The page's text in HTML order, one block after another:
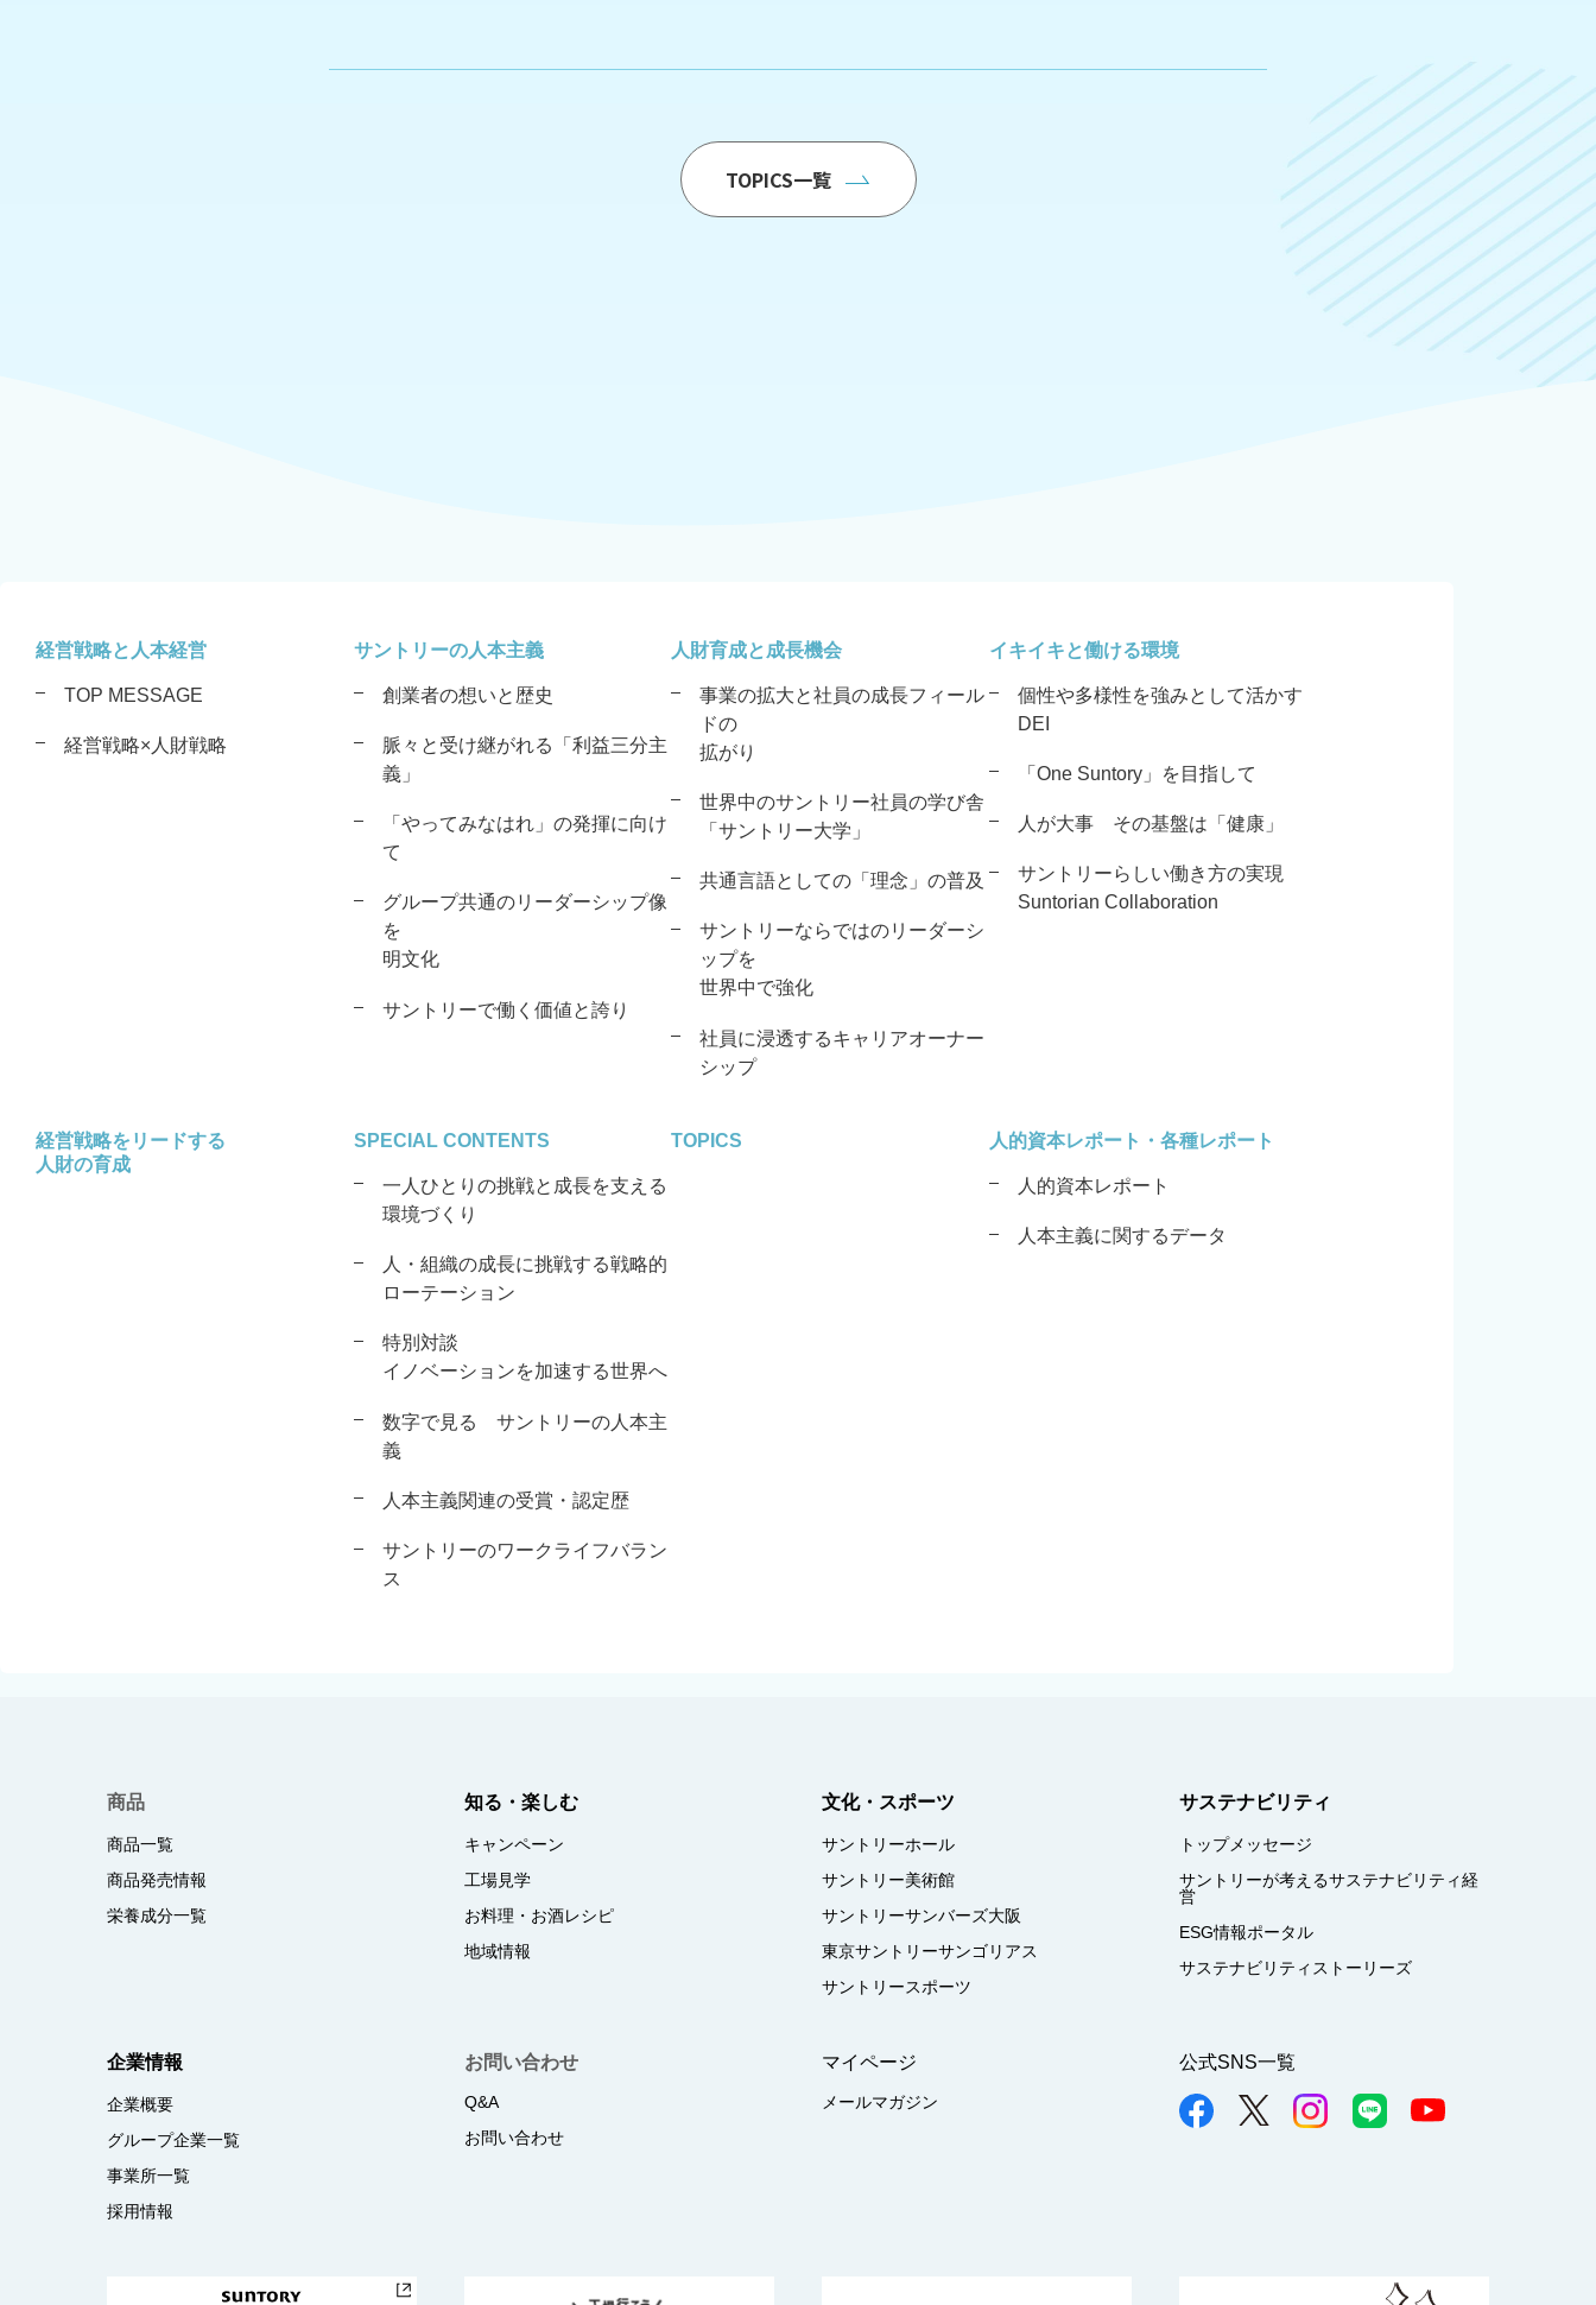
TOPICS一覧
経営戦略と人本経営
TOP MESSAGE
経営戦略×人財戦略
サントリーの人本主義
創業者の想いと歴史
脈々と受け継がれる「利益三分主
義」
「やってみなはれ」の発揮に向け
て
グループ共通のリーダーシップ像
を
明文化
サントリーで働く価値と誇り
人財育成と成長機会
事業の拡大と社員の成長フィール
ドの
拡がり
世界中のサントリー社員の学び舎
「サントリー大学」
共通言語としての「理念」の普及
サントリーならではのリーダーシ
ップを
世界中で強化
社員に浸透するキャリアオーナー
シップ
イキイキと働ける環境
個性や多様性を強みとして活かす
DEI
「One Suntory」を目指して
人が大事 その基盤は「健康」
サントリーらしい働き方の実現
Suntorian Collaboration
経営戦略をリードする
人財の育成
SPECIAL CONTENTS
一人ひとりの挑戦と成長を支える
環境づくり
人・組織の成長に挑戦する戦略的
ローテーション
特別対談
イノベーションを加速する世界へ
数字で見る サントリーの人本主
義
人本主義関連の受賞・認定歴
サントリーのワークライフバラン
ス
TOPICS 人的資本レポート・各種レポート
人的資本レポート
人本主義に関するデータ
商品
商品一覧
商品発売情報
栄養成分一覧
知る・楽しむ
キャンペーン
工場見学
お料理・お酒レシピ
地域情報
文化・スポーツ
サントリーホール
サントリー美術館
サントリーサンバーズ大阪
東京サントリーサンゴリアス
サントリースポーツ
サステナビリティ
トップメッセージ
サントリーが考えるサステナビリティ経
営
ESG情報ポータル
サステナビリティストーリーズ
企業情報
企業概要
グループ企業一覧
事業所一覧
採用情報
お問い合わせ
Q&A
お問い合わせ
マイページ
メールマガジン
公式SNS一覧